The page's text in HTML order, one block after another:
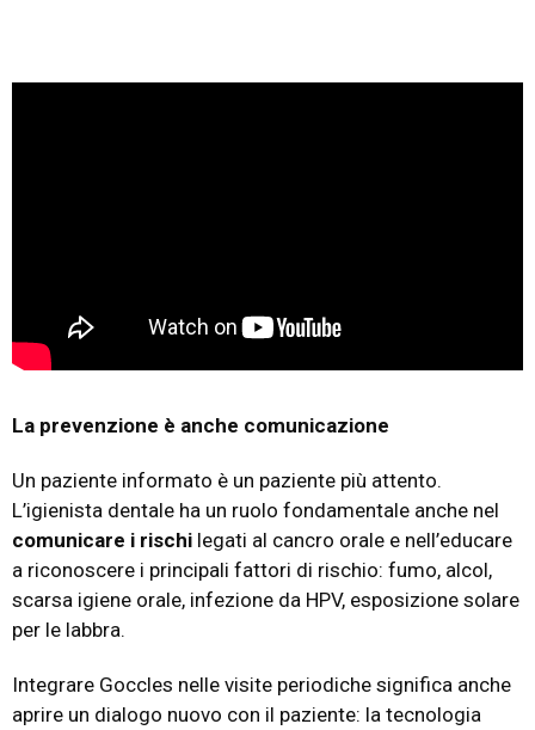
La prevenzione è anche comunicazione
Un paziente informato è un paziente più attento.
L’igienista dentale ha un ruolo fondamentale anche nel
comunicare i rischi legati al cancro orale e nell’educare
a riconoscere i principali fattori di rischio: fumo, alcol,
scarsa igiene orale, infezione da HPV, esposizione solare
per le labbra.
Integrare Goccles nelle visite periodiche significa anche
aprire un dialogo nuovo con il paziente: la tecnologia